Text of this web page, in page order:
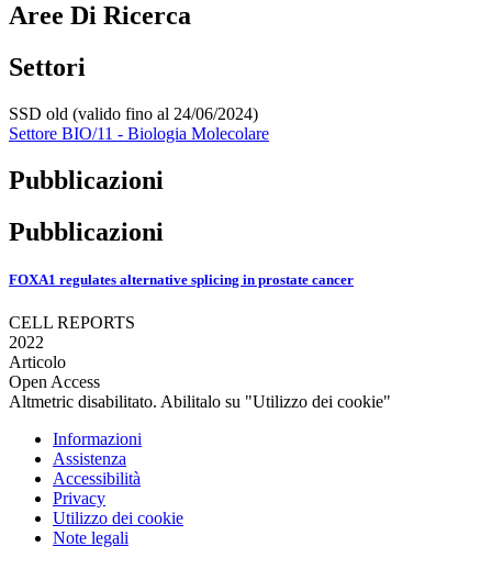
Aree Di Ricerca
Settori
SSD old (valido fino al 24/06/2024)
Settore BIO/11 - Biologia Molecolare
Pubblicazioni
Pubblicazioni
FOXA1 regulates alternative splicing in prostate cancer
CELL REPORTS
2022
Articolo
Open Access
Altmetric disabilitato. Abilitalo su "Utilizzo dei cookie"
Informazioni
Assistenza
Accessibilità
Privacy
Utilizzo dei cookie
Note legali